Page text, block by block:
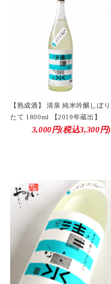
【熟成酒】 清泉 純米吟醸しぼり
たて 1800ml 【2019年蔵出】
3,000円(税込3,300円)